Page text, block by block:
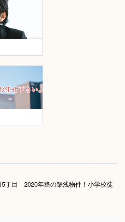
丁目｜2020年築の築浅物件！小学校徒